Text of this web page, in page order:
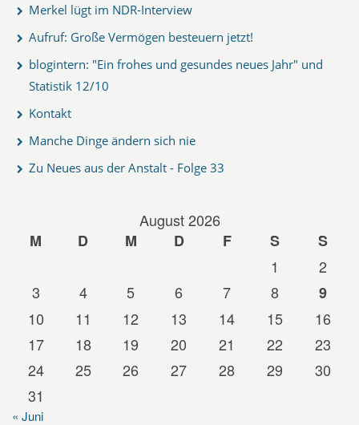
Merkel lügt im NDR-Interview
Aufruf: Große Vermögen besteuern jetzt!
blogintern: "Ein frohes und gesundes neues Jahr" und
Statistik 12/10
Kontakt
Manche Dinge ändern sich nie
Zu Neues aus der Anstalt - Folge 33
August 2026
M
D M D F S
S
1
2
3
4 5 6 7 8
9
10
11 12 13 14 15
16
17
18 19 20 21 22
23
24
25 26 27 28 29
30
31
« Juni